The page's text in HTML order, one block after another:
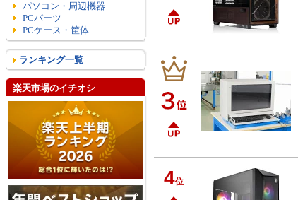
4位
パソコン・周辺機器
PCパーツ
PCケース・筐体
ランキング一覧
楽天市場のイチオシ